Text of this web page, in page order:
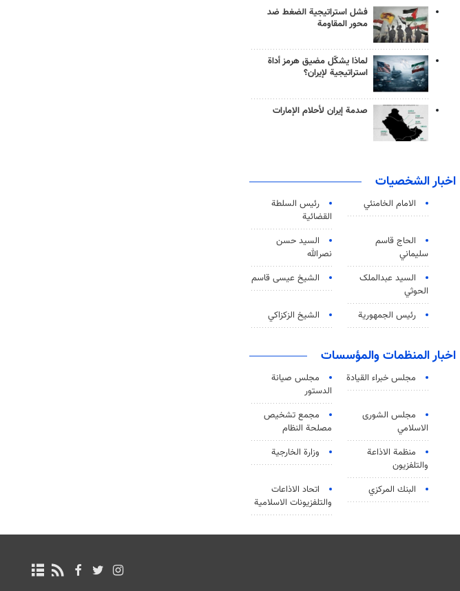
فشل استراتيجية الضغط ضد
محور المقاومة
لماذا يشكّل مضيق هرمز أداة
استراتيجية لإيران؟
صدمة إيران لأحلام الإمارات
اخبار الشخصيات
الامام الخامنئي
رئیس السلطة
القضائیة
الحاج قاسم
سليماني
السيد حسن
نصرالله
السید عبدالملک
الحوثي
الشيخ عيسى قاسم
رئيس الجمهورية الشيخ الزكزاكي
اخبار المنظمات والمؤسسات
مجلس خبراء القيادة
مجلس صيانة
الدستور
مجلس الشورى
الاسلامي
مجمع تشخيص
مصلحة النظام
منظمة الاذاعة
والتلفزیون
وزارة الخارجية
البنك المركزي
اتحاد الاذاعات
والتلفزيونات الاسلامية